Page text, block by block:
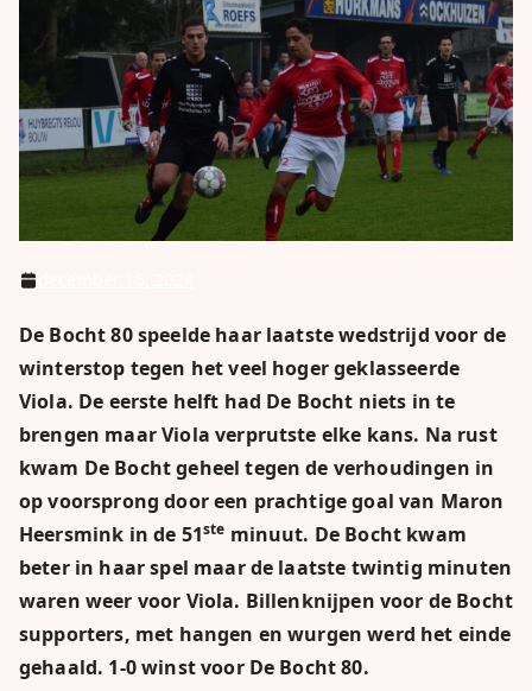
De Bocht 80 speelde haar laatste wedstrijd voor de
winterstop tegen het veel hoger geklasseerde
Viola. De eerste helft had De Bocht niets in te
brengen maar Viola verprutste elke kans. Na rust
kwam De Bocht geheel tegen de verhoudingen in
op voorsprong door een prachtige goal van Maron
Heersmink in de 51ste minuut. De Bocht kwam
beter in haar spel maar de laatste twintig minuten
waren weer voor Viola. Billenknijpen voor de Bocht
supporters, met hangen en wurgen werd het einde
gehaald. 1-0 winst voor De Bocht 80.